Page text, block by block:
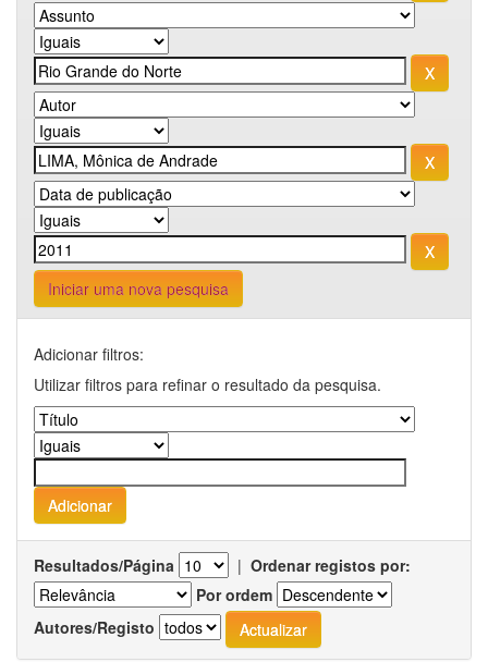
Iniciar uma nova pesquisa
Adicionar filtros:
Utilizar filtros para refinar o resultado da pesquisa.
Resultados/Página | Ordenar registos por:
Por ordem
Autores/Registo